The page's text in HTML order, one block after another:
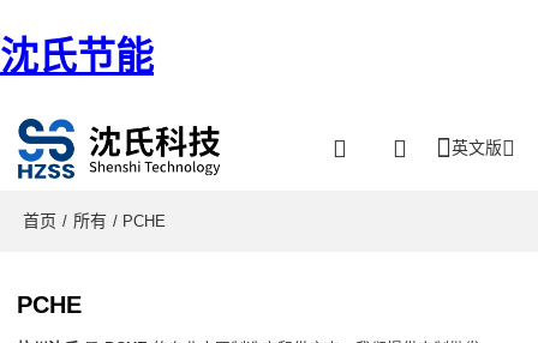
沈氏节能
英文版
首页 / 所有 / PCHE
PCHE